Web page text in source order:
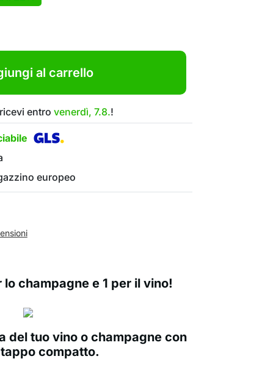
al carrello
entro venerdì, 7.8.!
europeo
champagne e 1 per il vino!
del tuo vino o champagne con
compatto.